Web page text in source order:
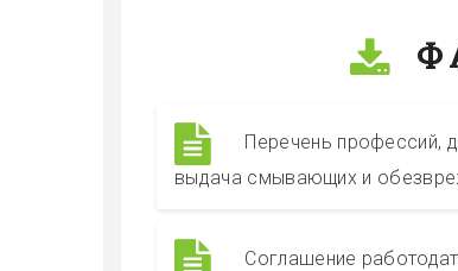
Перечень профессий,
выдача смывающих и
Соглашение